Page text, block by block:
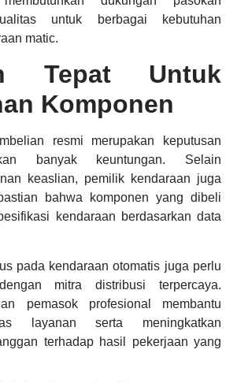
untuk berbagai kebutuhan
matic.
Tepat Untuk
Komponen
resmi merupakan keputusan
banyak keuntungan. Selain
keaslian, pemilik kendaraan juga
bahwa komponen yang dibeli
kendaraan berdasarkan data
pada kendaraan otomatis juga perlu
mitra distribusi terpercaya.
pemasok profesional membantu
layanan serta meningkatkan
terhadap hasil pekerjaan yang